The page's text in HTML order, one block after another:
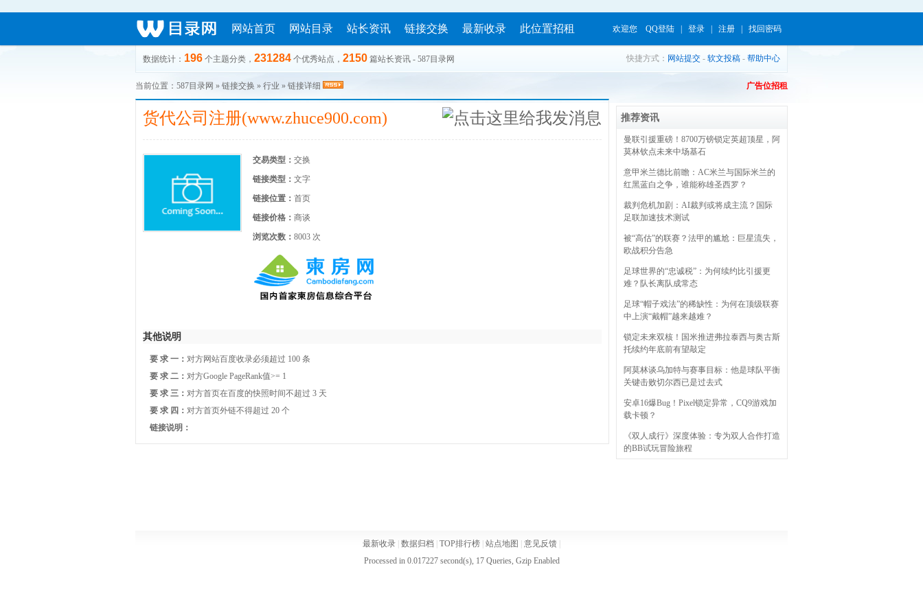
网站首页 网站目录 站长资讯 链接交换 最新收录 此位置招租 欢迎您 QQ登陆 登录 注册 找回密码
数据统计： 196 个主题分类， 231284 个优秀站点， 2150 篇站长资讯 - 587目录网 快捷方式： 网站提交 - 软文投稿 - 帮助中心
广告位招租
当前位置： 587目录网 » 链接交换 » 行业 » 链接详细
货代公司注册(www.zhuce900.com)
交易类型： 交换
链接类型： 文字
链接位置： 首页
链接价格： 商谈
浏览次数： 8003 次
其他说明
要 求 一： 对方网站百度收录必须超过 100 条
要 求 二： 对方Google PageRank值>= 1
要 求 三： 对方首页在百度的快照时间不超过 3 天
要 求 四： 对方首页外链不得超过 20 个
链接说明：
推荐资讯
曼联引援重磅！8700万镑锁定英超顶星，阿
莫林钦点未来中场基石
意甲米兰德比前瞻：AC米兰与国际米兰的
红黑蓝白之争，谁能称雄圣西罗？
裁判危机加剧：AI裁判或将成主流？国际
足联加速技术测试
被“高估”的联赛？法甲的尴尬：巨星流失，
欧战积分告急
足球世界的“忠诚税”：为何续约比引援更
难？队长离队成常态
足球“帽子戏法”的稀缺性：为何在顶级联赛
中上演“戴帽”越来越难？
锁定未来双核！国米推进弗拉泰西与奥古斯
托续约年底前有望敲定
阿莫林谈乌加特与赛事目标：他是球队平衡
关键击败切尔西已是过去式
安卓16爆Bug！Pixel锁定异常，CQ9游戏加
载卡顿？
《双人成行》深度体验：专为双人合作打造
的BB试玩冒险旅程
最新收录 数据归档 TOP排行榜 站点地图 意见反馈
Processed in 0.017227 second(s), 17 Queries, Gzip Enabled